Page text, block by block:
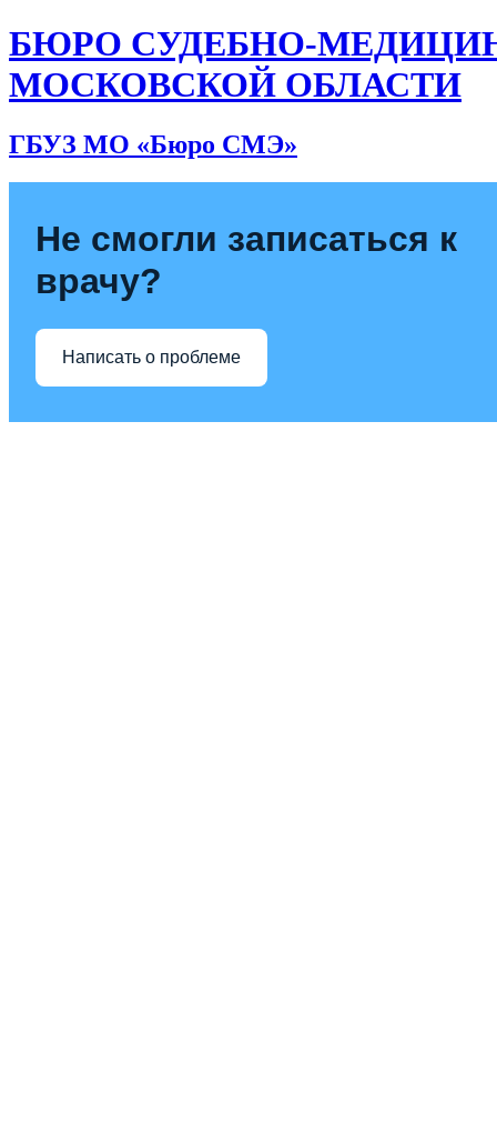
БЮРО СУДЕБНО-
МОСКОВСКОЙ ОБЛАСТИ
ГБУЗ МО «Бюро СМЭ»
Не смогли записаться к
врачу?
Написать о проблеме